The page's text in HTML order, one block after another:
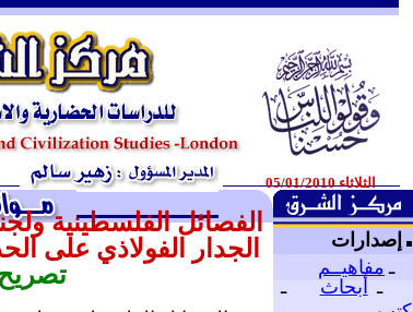
الثلاثاء 05/01/2010
إصدارات
ـ مفاهيــم
ـ
أبحاث
ـ
الفصائل الفلسطينية
الجدار الفولاذي على